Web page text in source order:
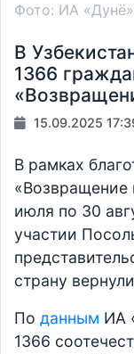
Фото: ИА «Дунё»
В
1366
15.09.2025
В рамках
«Возвращение
июля по 30
участии
страну
По данным ИА
1366